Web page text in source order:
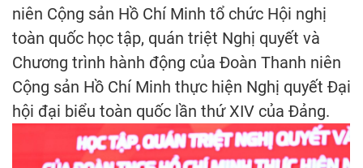
niên Cộng sản Hồ Chí Minh tổ chức Hội nghị
toàn quốc học tập, quán triệt Nghị quyết và
Chương trình hành động của Đoàn Thanh niên
Cộng sản Hồ Chí Minh thực hiện Nghị quyết Đại
hội đại biểu toàn quốc lần thứ XIV của Đảng.